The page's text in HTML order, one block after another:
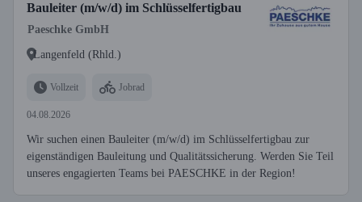
Bauleiter (m/w/d) im Schlüsselfertigbau
Paeschke GmbH
Langenfeld (Rhld.)
Vollzeit Jobrad
04.08.2026
Wir suchen einen Bauleiter (m/w/d) im Schlüsselfertigbau zur
eigenständigen Bauleitung und Qualitätssicherung. Werden Sie Teil
unseres engagierten Teams bei PAESCHKE in der Region!